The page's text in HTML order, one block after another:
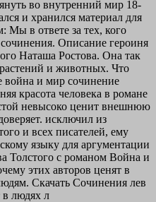
во внутренний мир 18-
и хранился материал для
в ответе за тех, кого
Описание героиня
Наташа Ростова. Она так
и животных. Что
война и мир сочинение
красота человека в романе
невысоко ценит внешнюю
исключил из
и всех писателей, ему
языку для аргументации
Толстого с романом Война и
этих авторов ценят в
Скачать Сочинения лев
в людях л